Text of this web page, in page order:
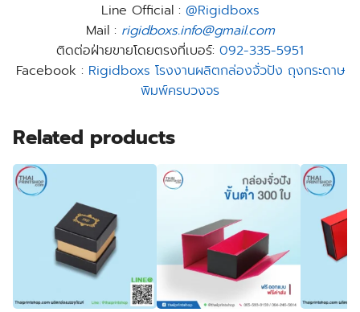
Line Official : @Rigidboxs
Mail : rigidboxs.info@gmail.com
ติดต่อฝ่ายขายโดยตรงที่เบอร์: 092-335-5951
Facebook : Rigidboxs โรงงานผลิตกล่องจั่วปัง ถุงกระดาษ
พิมพ์ครบวงจร
Related products